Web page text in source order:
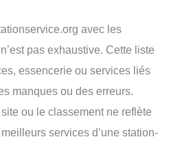
avec les
pas exhaustive. Cette liste
essencerie ou services liés
manques ou des erreurs.
site ou le classement ne reflète
services d’une station-